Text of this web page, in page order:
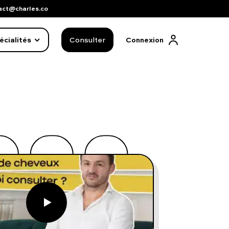
Consulter Connexion
FAQ complète
01 86 65 17 33